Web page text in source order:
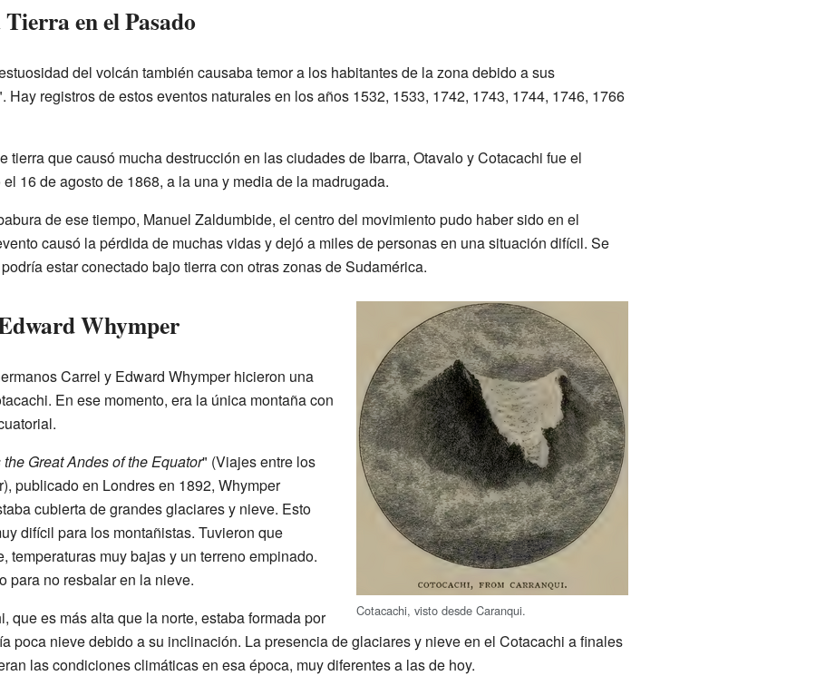
en el Pasado
del volcán también causaba temor a los habitantes de la zona debido a sus
Hay registros de estos eventos naturales en los años 1532, 1533, 1742, 1743, 1744, 1746, 1766
tierra que causó mucha destrucción en las ciudades de Ibarra, Otavalo y Cotacachi fue el
16 de agosto de 1868, a la una y media de la madrugada.
de ese tiempo, Manuel Zaldumbide, el centro del movimiento pudo haber sido en el
causó la pérdida de muchas vidas y dejó a miles de personas en una situación difícil. Se
estar conectado bajo tierra con otras zonas de Sudamérica.
Cotacachi, visto desde Caranqui.
Whymper
Carrel y Edward Whymper hicieron una
En ese momento, era la única montaña con
Great Andes of the Equator" (Viajes entre los
publicado en Londres en 1892, Whymper
cubierta de grandes glaciares y nieve. Esto
difícil para los montañistas. Tuvieron que
temperaturas muy bajas y un terreno empinado.
para no resbalar en la nieve.
que es más alta que la norte, estaba formada por
poca nieve debido a su inclinación. La presencia de glaciares y nieve en el Cotacachi a finales
las condiciones climáticas en esa época, muy diferentes a las de hoy.